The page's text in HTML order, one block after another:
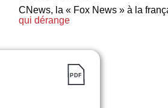
ADJUST
CNews, la « Fox News » à la
qui dérange